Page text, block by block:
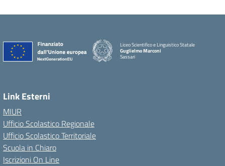
Liceo Scientifico e Linguistico Statale
Guglielmo Marconi
Sassari
Link Esterni
MIUR
Ufficio Scolastico Regionale
Ufficio Scolastico Territoriale
Scuola in Chiaro
Iscrizioni On Line